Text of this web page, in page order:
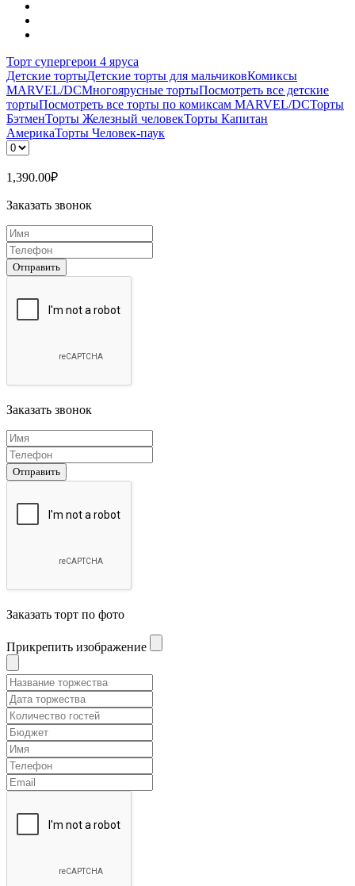
Торт супергерои 4 яруса
Детские тортыДетские торты для мальчиковКомиксы
MARVEL/DCМногоярусные тортыПосмотреть все детские
тортыПосмотреть все торты по комиксам MARVEL/DCТорты
БэтменТорты Железный человекТорты Капитан
АмерикаТорты Человек-паук
1,390.00₽
Заказать звонок
Отправить
Заказать звонок
Отправить
Заказать торт по фото
Прикрепить изображение